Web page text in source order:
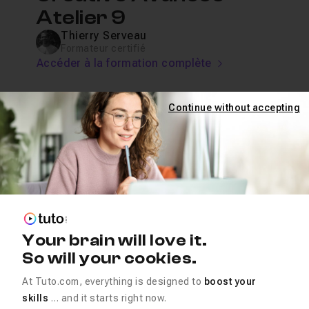
Atelier 9
Thierry Serveau
Accéder à la formation complète